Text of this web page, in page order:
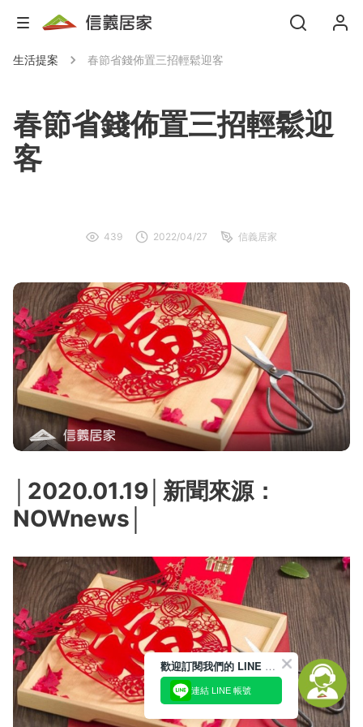
生活提案 春節省錢佈置三招輕鬆迎客
春節省錢佈置三招輕鬆迎
客
439 2022/04/27 信義居家
│2020.01.19│新聞來源：
NOWnews│
歡迎訂閱我們的 LINE 官方帳號
連結 LINE 帳號